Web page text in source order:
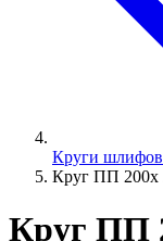
Круги
Круг ПП
Круг ПП